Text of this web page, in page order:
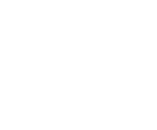
to go to the desired page. Touch device